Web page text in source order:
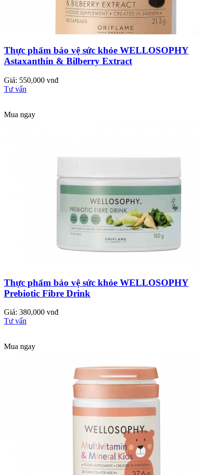
Thực phẩm bảo vệ sức khỏe WELLOSOPHY
Astaxanthin & Bilberry Extract
Giá: 550,000 vnđ
Tư vấn
Mua ngay
Thực phẩm bảo vệ sức khỏe WELLOSOPHY
Prebiotic Fibre Drink
Giá: 380,000 vnđ
Tư vấn
Mua ngay